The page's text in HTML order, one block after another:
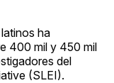
ha
400 mil y 450 mil
del
(SLEI).